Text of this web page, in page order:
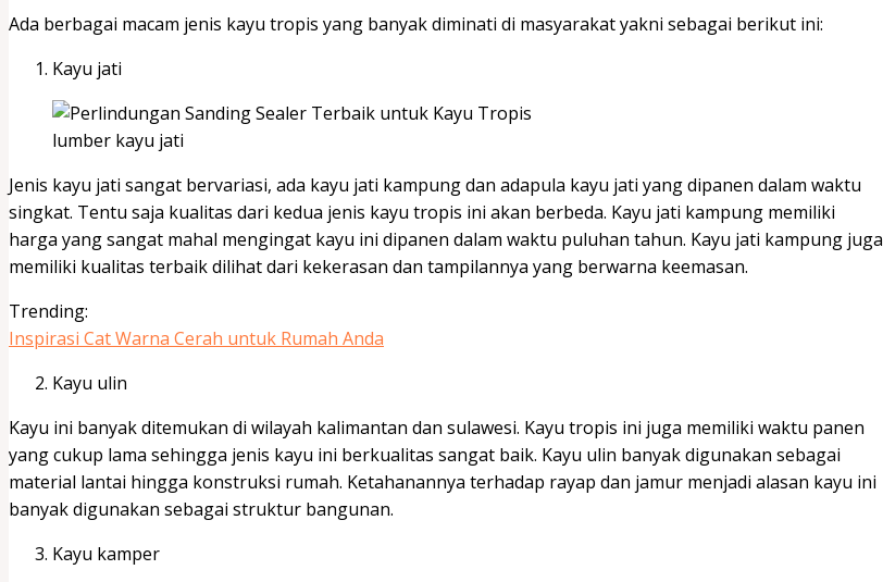
Ada berbagai macam jenis kayu tropis yang banyak diminati di masyarakat yakni sebagai berikut ini:
Kayu jati
lumber kayu jati
Jenis kayu jati sangat bervariasi, ada kayu jati kampung dan adapula kayu jati yang dipanen dalam waktu
singkat. Tentu saja kualitas dari kedua jenis kayu tropis ini akan berbeda. Kayu jati kampung memiliki
harga yang sangat mahal mengingat kayu ini dipanen dalam waktu puluhan tahun. Kayu jati kampung juga
memiliki kualitas terbaik dilihat dari kekerasan dan tampilannya yang berwarna keemasan.
Trending:
Inspirasi Cat Warna Cerah untuk Rumah Anda
Kayu ulin
Kayu ini banyak ditemukan di wilayah kalimantan dan sulawesi. Kayu tropis ini juga memiliki waktu panen
yang cukup lama sehingga jenis kayu ini berkualitas sangat baik. Kayu ulin banyak digunakan sebagai
material lantai hingga konstruksi rumah. Ketahanannya terhadap rayap dan jamur menjadi alasan kayu ini
banyak digunakan sebagai struktur bangunan.
Kayu kamper